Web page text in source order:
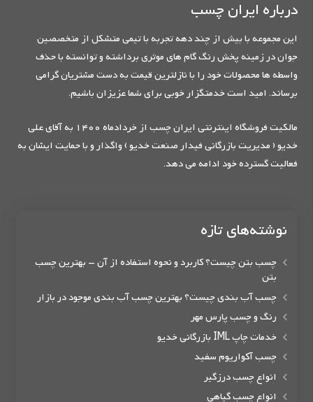
درباره ایران چسب
این مجموعه با بیش از چند دهه تجربه با تیمی متشکل از متخصصین
جوان در زمینه پخش رنگ گام های موثری برداشته و توانسته با حذف
واسطه ها محصولات خود را با نازلترین قیمت به دست مشتریان گرامی
برساند. امید است خدمتگزار خوبی برای شما عزیزان باشیم.
مالکیت فروشگاه اینترنتی ایران چسب از خردادماه 1400 به آقای علی
خدیو ( مدیریت بازرگانی فیدار صنعت خدیو ) واگذار و با حمایت ایشان به
فعالیت گسترده خود ادامه می دهد.
نوشته‌های تازه
چسب بتن چیست؟ کاربرد و نحوه استفاده از آن – بهترین چسب
بتن
چسب آب بندی چیست؟ بهترین چسب آب بندی موجود در بازار
رنگ و چسب پارس مهر
خدمات چاپ IML بازرگانی خدیو
چسب آکواریوم سفید
انواع چسب درزگیر
انواع چسب گیاهی